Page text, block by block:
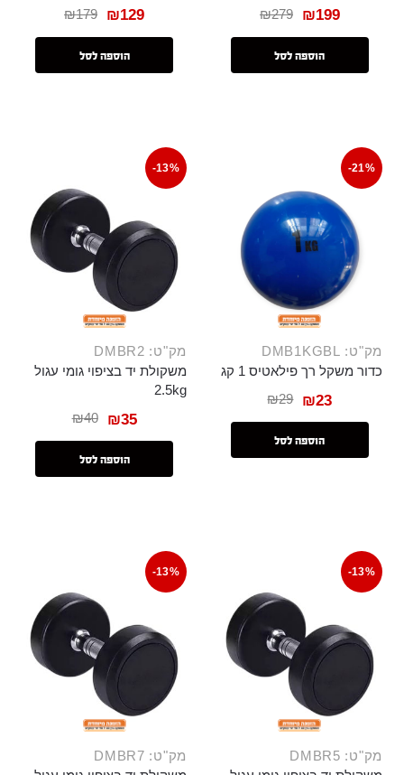
₪279 ₪199
הוספה לסל
₪179 ₪129
הוספה לסל
-21%
מק"ט: DMB1KGBL
כדור משקל רך פילאטיס 1 קג
₪29 ₪23
הוספה לסל
-13%
מק"ט: DMBR2
משקולת יד בציפוי גומי עגול
2.5kg
₪40 ₪35
הוספה לסל
-13%
מק"ט: DMBR5
-13%
מק"ט: DMBR7